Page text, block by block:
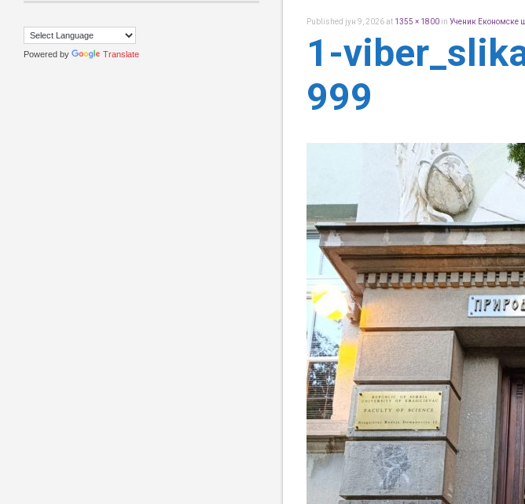
Published јун 9, 2026at 1355 × 1800 in Ученик Економске
1-
999
Powered by Translate